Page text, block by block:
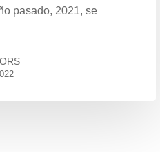
pasado, 2021, se